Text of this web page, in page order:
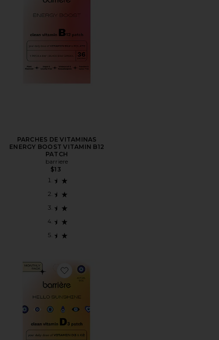
PARCHES DE VITAMINAS
ENERGY BOOST VITAMIN B12
PATCH
barriere
$13
Favorite PARCHES DE VITAMINAS HELLO SUNSHINE